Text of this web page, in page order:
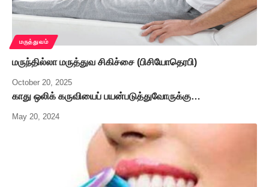
மருத்துவம்
மருந்தில்லா மருத்துவ சிகிச்சை (பிசியோதெரபி)
October 20, 2025
காது ஒலிக் கருவியைப் பயன்படுத்துவோருக்கு…
May 20, 2024